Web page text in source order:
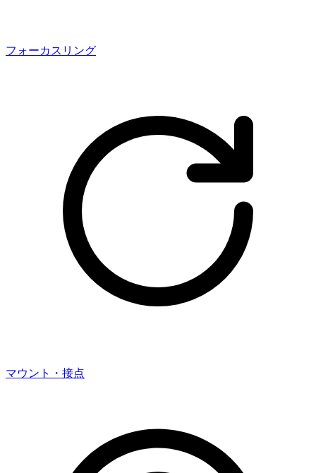
フォーカスリング
マウント・接点